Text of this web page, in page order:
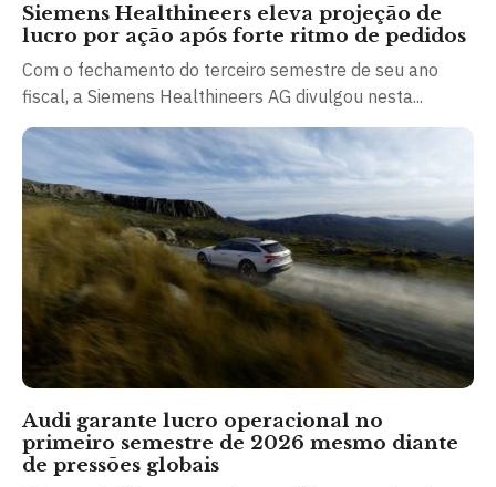
Siemens Healthineers eleva projeção de
lucro por ação após forte ritmo de pedidos
Com o fechamento do terceiro semestre de seu ano
fiscal, a Siemens Healthineers AG divulgou nesta...
Audi garante lucro operacional no
primeiro semestre de 2026 mesmo diante
de pressões globais